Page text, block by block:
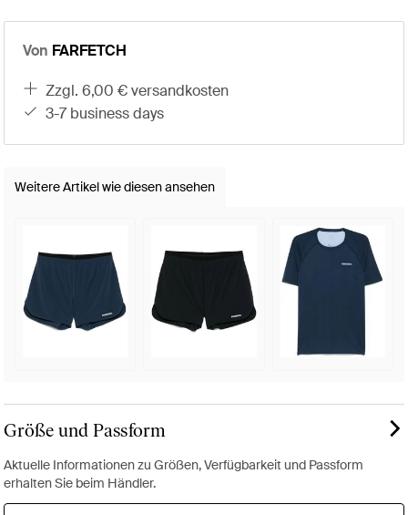
Von FARFETCH
zzgl. 6,00 € versandkosten
3-7 business days
Weitere Artikel wie diesen ansehen
Größe und Passform
Aktuelle Informationen zu Größen, Verfügbarkeit und Passform
erhalten Sie beim Händler.